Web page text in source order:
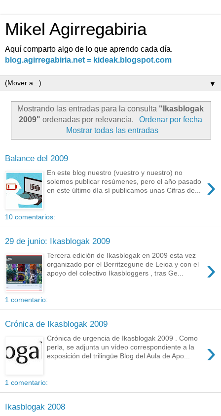
Mikel Agirregabiria
Aquí comparto algo de lo que aprendo cada día.
blog.agirregabiria.net = kideak.blogspot.com
▼
Mostrando las entradas para la consulta "Ikasblogak
2009" ordenadas por relevancia.
Ordenar por fecha
Mostrar todas las entradas
Balance del 2009
›
En este blog nuestro (vuestro y nuestro) no
solemos publicar resúmenes, pero el año pasado
en este último día sí publicamos unas Cifras de...
10 comentarios:
29 de junio: Ikasblogak 2009
›
Tercera edición de Ikasblogak en 2009 esta vez
organizado por el Berritzegune de Leioa y con el
apoyo del colectivo Ikasbloggers , tras Ge...
1 comentario:
Crónica de Ikasblogak 2009
›
Crónica de urgencia de Ikasblogak 2009 . Como
perla, se adjunta un vídeo correspondiente a la
exposición del trilingüe Blog del Aula de Apo...
1 comentario:
Ikasblogak 2008